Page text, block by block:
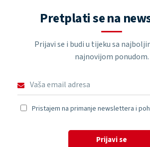
Pretplati se na
Prijavi se i budi u tijeku sa
najnovijom ponudom.
Pristajem na primanje newslettera i
Prijavi se